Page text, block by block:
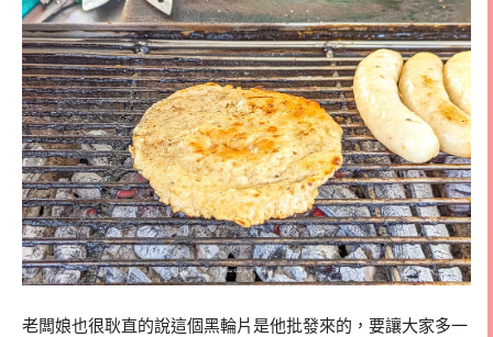
老闆娘也很耿直的說這個黑輪片是他批發來的，要讓大家多一